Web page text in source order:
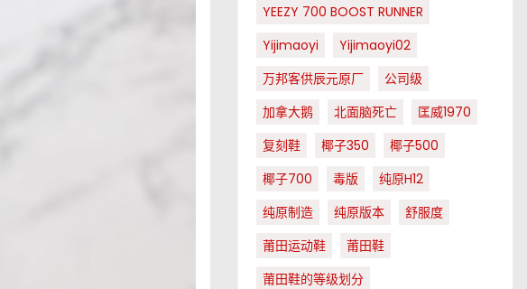
YEEZY 700 BOOST RUNNER
Yijimaoyi
Yijimaoyi02
万邦客供辰元原厂
公司级
加拿大鹅
北面脑死亡
匡威1970
复刻鞋
椰子350
椰子500
椰子700
毒版
纯原H12
纯原制造
纯原版本
舒服度
莆田运动鞋
莆田鞋
莆田鞋的等级划分